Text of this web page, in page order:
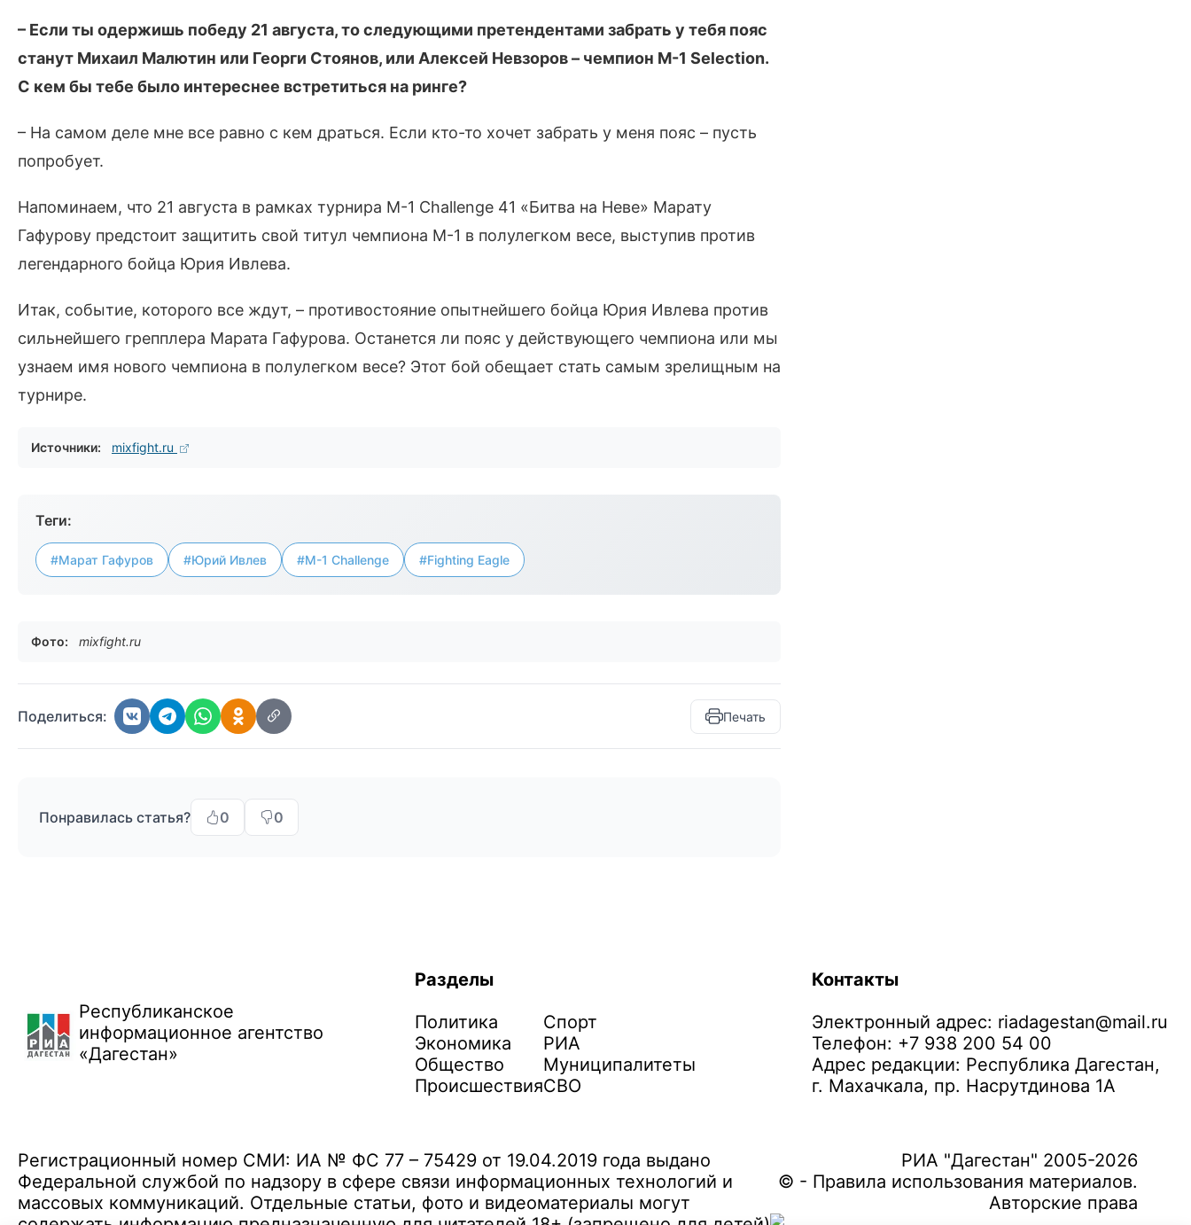
– Если ты одержишь победу 21 августа, то следующими претендентами забрать у тебя пояс
станут Михаил Малютин или Георги Стоянов, или Алексей Невзоров – чемпион M-1 Selection.
С кем бы тебе было интереснее встретиться на ринге?
– На самом деле мне все равно с кем драться. Если кто-то хочет забрать у меня пояс – пусть
попробует.
Напоминаем, что 21 августа в рамках турнира M-1 Challenge 41 «Битва на Неве» Марату
Гафурову предстоит защитить свой титул чемпиона М-1 в полулегком весе, выступив против
легендарного бойца Юрия Ивлева.
Итак, событие, которого все ждут, – противостояние опытнейшего бойца Юрия Ивлева против
сильнейшего грепплера Марата Гафурова. Останется ли пояс у действующего чемпиона или мы
узнаем имя нового чемпиона в полулегком весе? Этот бой обещает стать самым зрелищным на
турнире.
Источники: mixfight.ru
Теги:
#Марат Гафуров #Юрий Ивлев #M-1 Challenge #Fighting Eagle
Фото: mixfight.ru
Поделиться: Печать
Понравилась статья? 0 0
Республиканское
информационное агентство
«Дагестан»
Разделы
Политика
Экономика
Общество
Происшествия
Спорт
РИА
Муниципалитеты
СВО
Контакты
Электронный адрес: riadagestan@mail.ru
Телефон: +7 938 200 54 00
Адрес редакции: Республика Дагестан,
г. Махачкала, пр. Насрутдинова 1А
Регистрационный номер СМИ: ИА № ФС 77 – 75429 от 19.04.2019 года выдано
Федеральной службой по надзору в сфере связи информационных технологий и
массовых коммуникаций. Отдельные статьи, фото и видеоматериалы могут
РИА "Дагестан" 2005-2026
© - Правила использования материалов.
Авторские права